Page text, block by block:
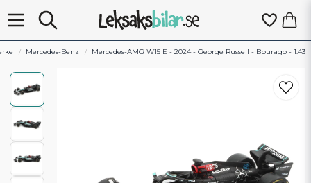
Mercedes-Benz Mercedes-AMG W15 E - 2024 - George Russell - Bburago - 1:43